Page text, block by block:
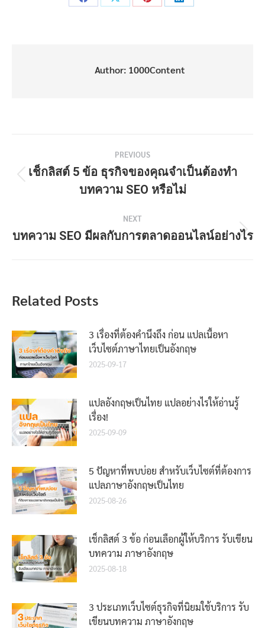
Share
Share
Share
Share
Author: 1000Content
navigation
PREVIOUS
Previous
post:
เช็กลิสต์ 5 ข้อ ธุรกิจของคุณจำเป็นต้องทำ
บทความ SEO หรือไม่
NEXT
Next
บทความ SEO มีผลกับการตลาดออนไลน์อย่างไร
Related Posts
3 เรื่องที่ต้องคำนึงถึง ก่อน แปลเนื้อหา
เว็บไซต์ภาษาไทยเป็นอังกฤษ
2025-09-17
แปลอังกฤษเป็นไทย แปลอย่างไรให้อ่านรู้
เรื่อง!
2025-09-09
5 ปัญหาที่พบบ่อย สำหรับเว็บไซต์ที่ต้องการ
แปลภาษาอังกฤษเป็นไทย
2025-08-26
เช็กลิสต์ 3 ข้อ ก่อนเลือกผู้ให้บริการ รับเขียน
บทความ ภาษาอังกฤษ
2025-08-18
3 ประเภทเว็บไซต์ธุรกิจที่นิยมใช้บริการ รับ
เขียนบทความ ภาษาอังกฤษ